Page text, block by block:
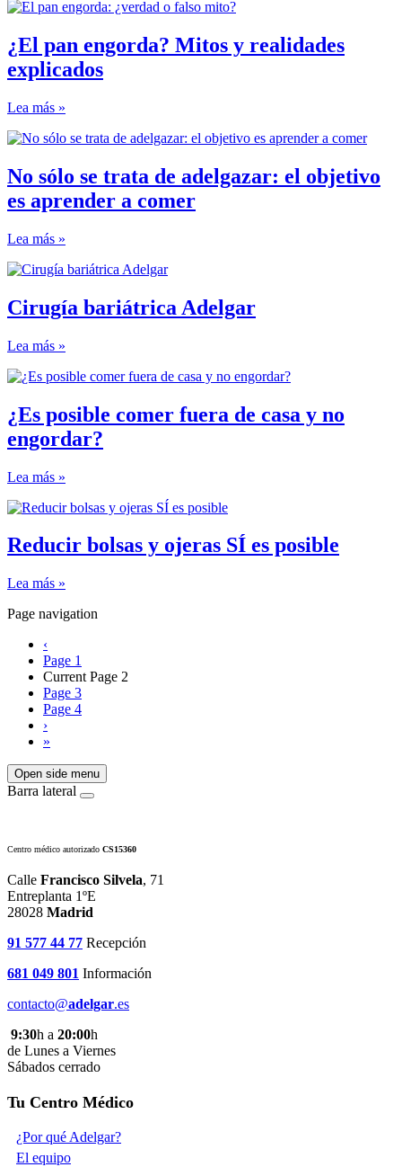
¿El pan engorda? Mitos y realidades
explicados
Lea más »
No sólo se trata de adelgazar: el objetivo
es aprender a comer
Lea más »
Cirugía bariátrica Adelgar
Lea más »
¿Es posible comer fuera de casa y no
engordar?
Lea más »
Reducir bolsas y ojeras SÍ es posible
Lea más »
Page navigation
‹
Page 1
Current Page 2
Page 3
Page 4
›
»
Open side menu
Barra lateral
Centro médico autorizado CS15360
Calle Francisco Silvela, 71
Entreplanta 1ºE
28028 Madrid
91 577 44 77 Recepción
681 049 801 Información
contacto@adelgar.es
9:30h a 20:00h
de Lunes a Viernes
Sábados cerrado
Tu Centro Médico
¿Por qué Adelgar?
El equipo